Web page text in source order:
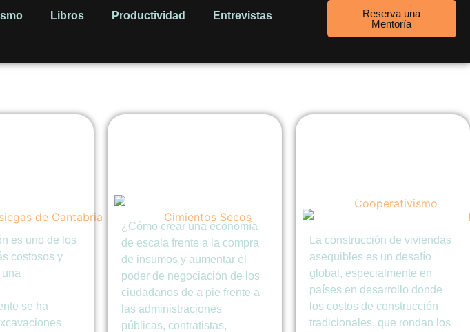
Libros Productividad Entrevistas
Reserva una
Mentoría
es uno de los
costosos y
se ha
¿Cómo crear una economía
de escala frente a la compra
de insumos y aumentar el
poder de negociación de los
ciudadanos de a pie frente a
las administraciones
públicas, contratistas,
conocías
La construcción de viviendas
asequibles es un desafío
global, especialmente en
países en desarrollo donde
los costos de construcción
tradicionales, que rondan los